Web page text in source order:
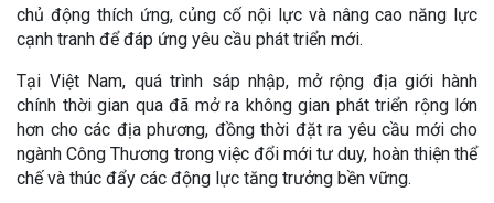
chủ động thích ứng, củng cố nội lực và nâng cao năng lực
cạnh tranh để đáp ứng yêu cầu phát triển mới.
Tại Việt Nam, quá trình sáp nhập, mở rộng địa giới hành
chính thời gian qua đã mở ra không gian phát triển rộng lớn
hơn cho các địa phương, đồng thời đặt ra yêu cầu mới cho
ngành Công Thương trong việc đổi mới tư duy, hoàn thiện thể
chế và thúc đẩy các động lực tăng trưởng bền vững.